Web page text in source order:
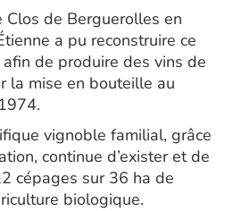
de Berguerolles en
a pu reconstruire ce
de produire des vins de
la mise en bouteille au
vignoble familial, grâce
continue d’exister et de
cépages sur 36 ha de
biologique.